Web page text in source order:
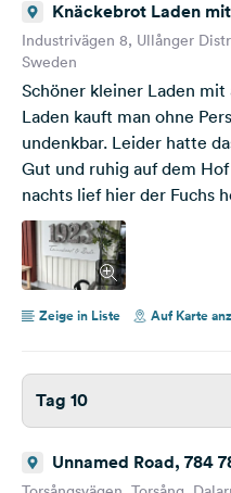
Knäckebrot Laden
72 Ullånger,
Industrivägen 8, Ullånger
Sweden
Schöner kleiner Laden
Laden kauft man ohne
undenkbar. Leider hatte
Gut und ruhig auf dem
nachts lief hier der Fuchs
Zeige in Liste Auf Karte
Tag 10
Unnamed Road, 784